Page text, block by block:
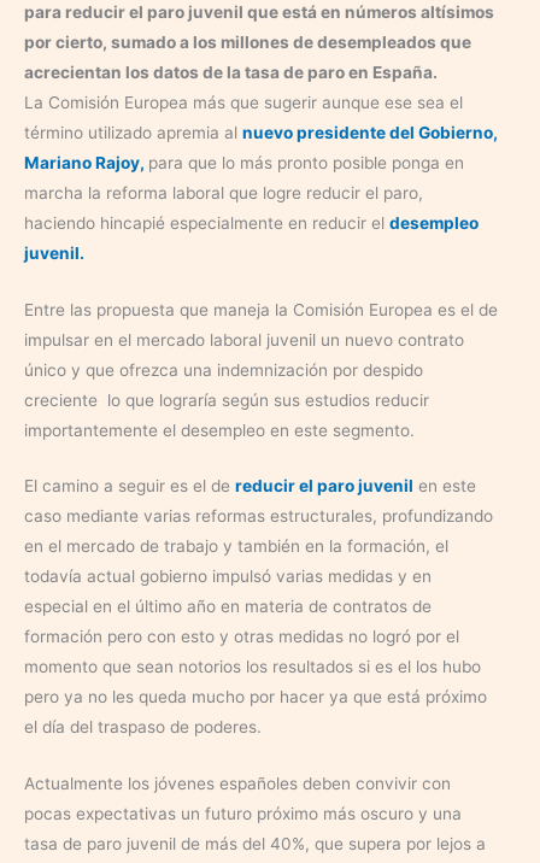
para reducir el paro juvenil que está en números altísimos
por cierto, sumado a los millones de desempleados que
acrecientan los datos de la tasa de paro en España.
La Comisión Europea más que sugerir aunque ese sea el
término utilizado apremia al nuevo presidente del Gobierno,
Mariano Rajoy, para que lo más pronto posible ponga en
marcha la reforma laboral que logre reducir el paro,
haciendo hincapié especialmente en reducir el desempleo
juvenil.
Entre las propuesta que maneja la Comisión Europea es el de
impulsar en el mercado laboral juvenil un nuevo contrato
único y que ofrezca una indemnización por despido
creciente lo que lograría según sus estudios reducir
importantemente el desempleo en este segmento.
El camino a seguir es el de reducir el paro juvenil en este
caso mediante varias reformas estructurales, profundizando
en el mercado de trabajo y también en la formación, el
todavía actual gobierno impulsó varias medidas y en
especial en el último año en materia de contratos de
formación pero con esto y otras medidas no logró por el
momento que sean notorios los resultados si es el los hubo
pero ya no les queda mucho por hacer ya que está próximo
el día del traspaso de poderes.
Actualmente los jóvenes españoles deben convivir con
pocas expectativas un futuro próximo más oscuro y una
tasa de paro juvenil de más del 40%, que supera por lejos a